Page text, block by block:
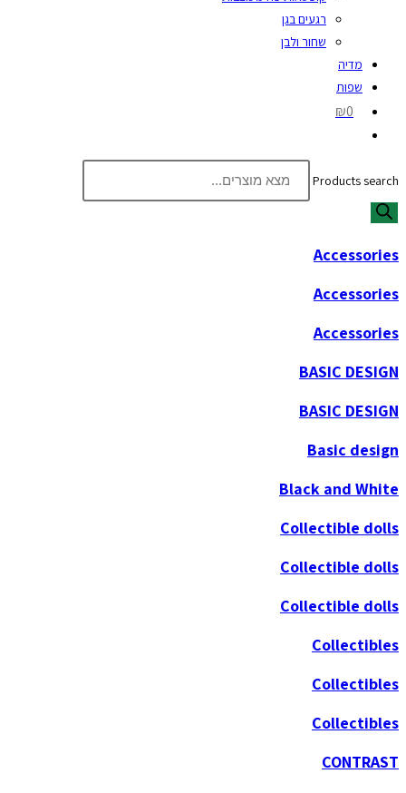
רגעים בגן
שחור ולבן
מדיה
שפות
₪0
Products search
Accessories
Accessories
Accessories
BASIC DESIGN
BASIC DESIGN
Basic design
Black and White
Collectible dolls
Collectible dolls
Collectible dolls
Collectibles
Collectibles
Collectibles
CONTRAST